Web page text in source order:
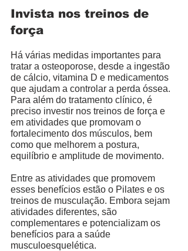
Invista nos treinos de
força
Há várias medidas importantes para
tratar a osteoporose, desde a ingestão
de cálcio, vitamina D e medicamentos
que ajudam a controlar a perda óssea.
Para além do tratamento clínico, é
preciso investir nos treinos de força e
em atividades que promovam o
fortalecimento dos músculos, bem
como que melhorem a postura,
equilíbrio e amplitude de movimento.
Entre as atividades que promovem
esses benefícios estão o Pilates e os
treinos de musculação. Embora sejam
atividades diferentes, são
complementares e potencializam os
benefícios para a saúde
musculoesquelética.